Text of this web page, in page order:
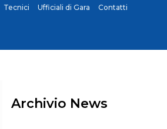
Tecnici Ufficiali di Gara Contatti
Archivio News